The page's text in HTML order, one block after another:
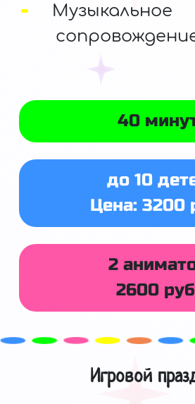
Музыкальное
40
до 10
Цена: 3200
2
2600
Игровой